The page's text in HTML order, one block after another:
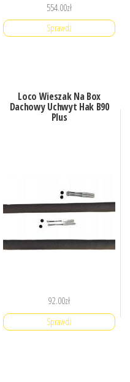
554.00zł
Sprawdź
Loco Wieszak Na Box
Dachowy Uchwyt Hak B90
Plus
92.00zł
Sprawdź